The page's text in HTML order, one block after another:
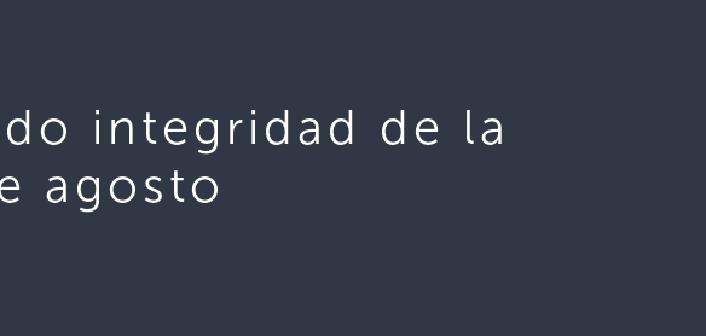
integridad de la
agosto